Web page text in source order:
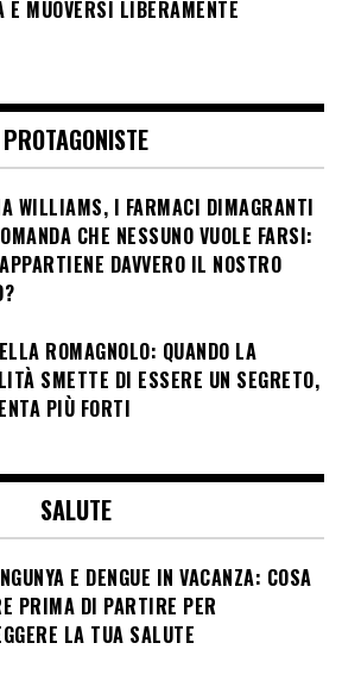
E MUOVERSI LIBERAMENTE
PROTAGONISTE
WILLIAMS, I FARMACI DIMAGRANTI
CHE NESSUNO VUOLE FARSI:
DAVVERO IL NOSTRO
ROMAGNOLO: QUANDO LA
SMETTE DI ESSERE UN SEGRETO,
PIÙ FORTI
SALUTE
E DENGUE IN VACANZA: COSA
PRIMA DI PARTIRE PER
LA TUA SALUTE